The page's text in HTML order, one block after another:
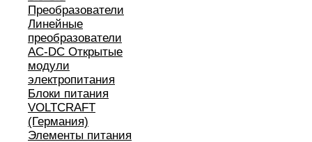
Преобразователи
Линейные
преобразователи
AC-DC Открытые
модули
электропитания
Блоки питания
VOLTCRAFT
(Германия)
Элементы питания